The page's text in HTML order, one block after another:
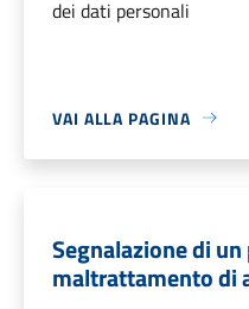
dei dati personali
VAI ALLA PAGINA
Segnalazione di
maltrattamento di